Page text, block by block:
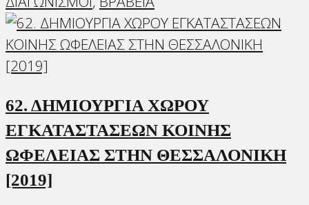
62. ΔΗΜΙΟΥΡΓΙΑ ΧΩΡΟΥ
ΕΓΚΑΤΑΣΤΑΣΕΩΝ ΚΟΙΝΗΣ
ΩΦΕΛΕΙΑΣ ΣΤΗΝ ΘΕΣΣΑΛΟΝΙΚΗ
[2019]